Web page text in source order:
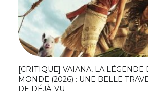
[CRITIQUE] VAIANA, LA LÉGENDE
MONDE (2026) : UNE BELLE
DE DÉJÀ-VU